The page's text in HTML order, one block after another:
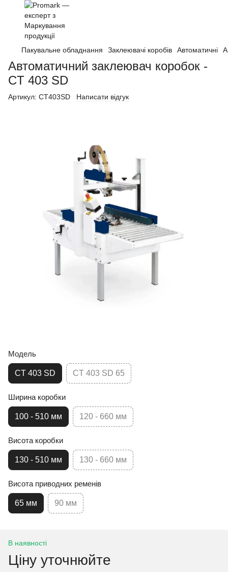
Пакувальне обладнання Заклеювачі коробів Автоматичні
Автоматичний заклеювач коробок -
CT 403 SD
Артикул: CT403SD Написати відгук
Модель
CT 403 SD CT 403 SD 65
Ширина коробки
100 - 510 мм 120 - 660 мм
Висота коробки
130 - 510 мм 130 - 660 мм
Висота приводних ременів
65 мм 90 мм
В наявності
Ціну уточнюйте